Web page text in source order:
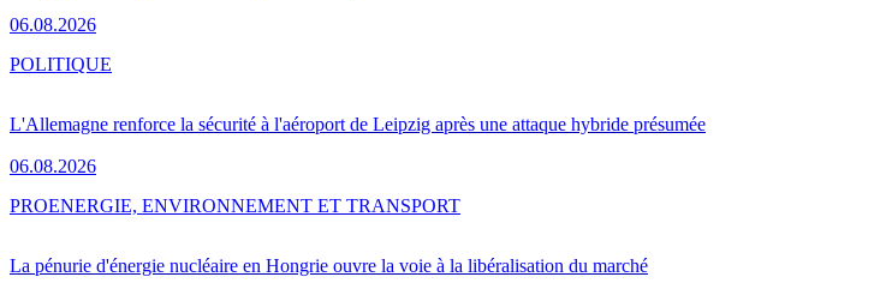
06.08.2026
L'Allemagne renforce la sécurité à l'aéroport de Leipzig après une attaque hybride présumée
06.08.2026
POLITIQUE
La pénurie d'énergie nucléaire en Hongrie ouvre la voie à la libéralisation du marché
PROENERGIE, ENVIRONNEMENT ET TRANSPORT